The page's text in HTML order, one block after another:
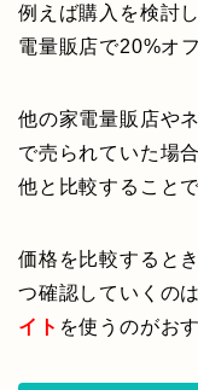
例えば購入を検討
電量販店で20%オ
他の家電量販店や
で売られていた場
他と比較すること
価格を比較すると
つ確認していくの
イト を使うのがお